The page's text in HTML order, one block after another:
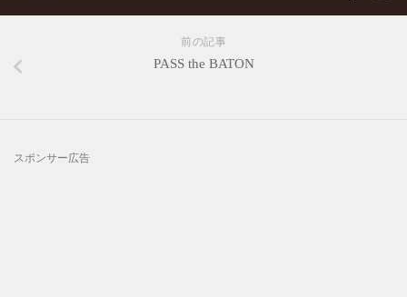
前の記事
PASS the BATON
スポンサー広告